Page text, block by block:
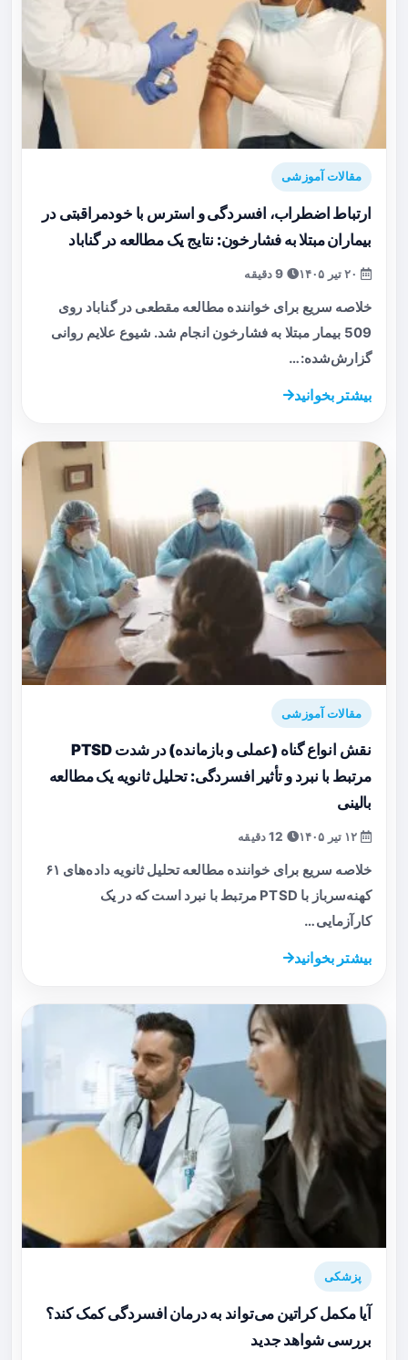
مقالات آموزشی
ارتباط اضطراب، افسردگی و استرس با خودمراقبتی در
بیماران مبتلا به فشارخون: نتایج یک مطالعه در گناباد
خلاصه سریع برای خواننده مطالعه مقطعی در گناباد روی
509 بیمار مبتلا به فشارخون انجام شد. شیوع علایم روانی
گزارش‌شده:…
بیشتر بخوانید
مقالات آموزشی
نقش انواع گناه (عملی و بازمانده) در شدت PTSD
مرتبط با نبرد و تأثیر افسردگی: تحلیل ثانویه یک مطالعه
بالینی
خلاصه سریع برای خواننده مطالعه تحلیل ثانویه داده‌های ۶۱
کهنه‌سرباز با PTSD مرتبط با نبرد است که در یک
کارآزمایی…
بیشتر بخوانید
پزشکی
آیا مکمل کراتین می‌تواند به درمان افسردگی کمک کند؟
بررسی شواهد جدید